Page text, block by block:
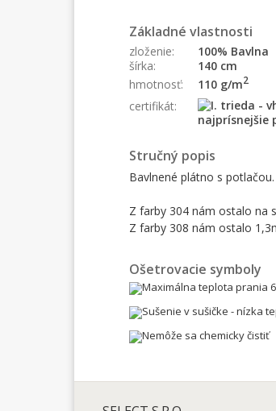
Základné vlastnosti
zloženie:
100% Bavlna
šírka:
140 cm
hmotnosť:
110 g/m2
certifikát:
Stručný popis
Bavlnené plátno s
Z farby 304 nám ostalo na
Z farby 308 nám ostalo
Ošetrovacie symboly